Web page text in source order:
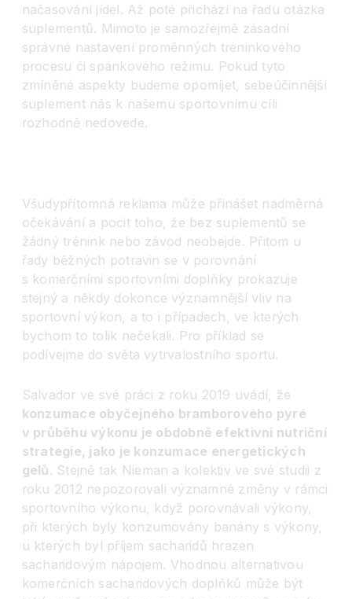
načasování jídel. Až poté přichází na řadu otázka
suplementů. Mimoto je samozřejmě zásadní
správné nastavení proměnných tréninkového
procesu či spánkového režimu. Pokud tyto
zmíněné aspekty budeme opomíjet, sebeúčinnější
suplement nás k našemu sportovnímu cíli
rozhodně nedovede.
Všudypřítomná reklama může přinášet nadměrná
očekávání a pocit toho, že bez suplementů se
žádný trénink nebo závod neobejde. Přitom u
řady běžných potravin se v porovnání
s komerčními sportovními doplňky prokazuje
stejný a někdy dokonce významnější vliv na
sportovní výkon, a to i případech, ve kterých
bychom to tolik nečekali. Pro příklad se
podívejme do světa vytrvalostního sportu.
Salvador ve své práci z roku 2019 uvádí, že
konzumace obyčejného bramborového pyré
v průběhu výkonu je obdobně efektivní nutriční
strategie, jako je konzumace energetických
gelů. Stejně tak Nieman a kolektiv ve své studii z
roku 2012 nepozorovali významné změny v rámci
sportovního výkonu, když porovnávali výkony,
při kterých byly konzumovány banány s výkony,
u kterých byl příjem sacharidů hrazen
sacharidovým nápojem. Vhodnou alternativou
komerčních sacharidových doplňků může být